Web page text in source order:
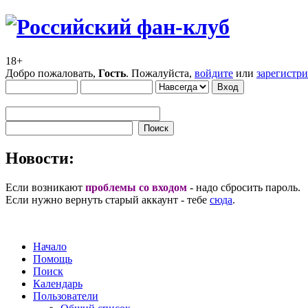
18+
Добро пожаловать, Гость. Пожалуйста, войдите или
Новости:
Если возникают проблемы со входом - надо сбросить пароль.
Если нужно вернуть старый аккаунт - тебе сюда.
Начало
Помощь
Поиск
Календарь
Пользователи